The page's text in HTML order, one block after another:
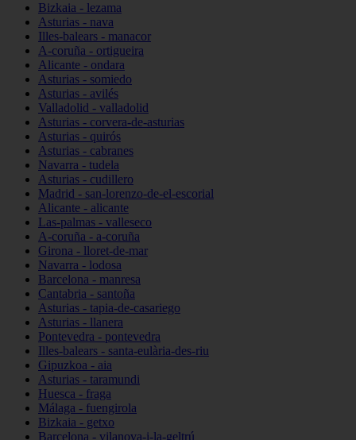
Bizkaia - lezama
Asturias - nava
Illes-balears - manacor
A-coruña - ortigueira
Alicante - ondara
Asturias - somiedo
Asturias - avilés
Valladolid - valladolid
Asturias - corvera-de-asturias
Asturias - quirós
Asturias - cabranes
Navarra - tudela
Asturias - cudillero
Madrid - san-lorenzo-de-el-escorial
Alicante - alicante
Las-palmas - valleseco
A-coruña - a-coruña
Girona - lloret-de-mar
Navarra - lodosa
Barcelona - manresa
Cantabria - santoña
Asturias - tapia-de-casariego
Asturias - llanera
Pontevedra - pontevedra
Illes-balears - santa-eulària-des-riu
Gipuzkoa - aia
Asturias - taramundi
Huesca - fraga
Málaga - fuengirola
Bizkaia - getxo
Barcelona - vilanova-i-la-geltrú